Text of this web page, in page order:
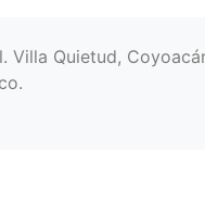
Villa Quietud,